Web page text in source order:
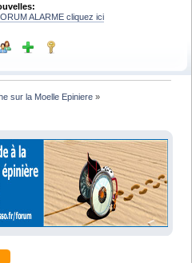
ALARME cliquez ici
sur la Moelle Epiniere »